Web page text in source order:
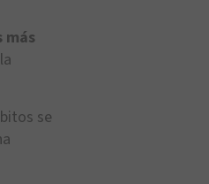
más
se